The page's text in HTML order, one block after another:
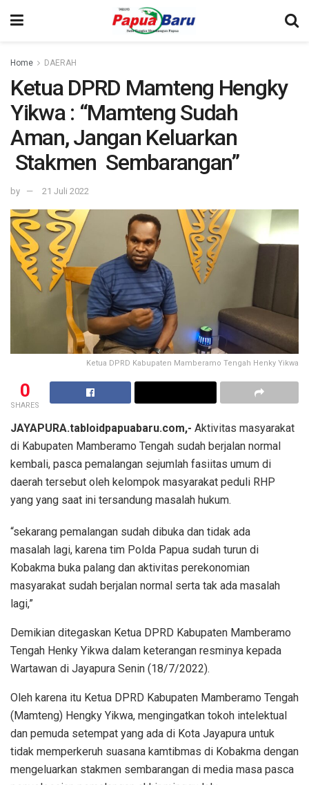
Home DAERAH
Ketua DPRD Mamteng Hengky
Yikwa : “Mamteng Sudah
Aman, Jangan Keluarkan
Stakmen Sembarangan”
by 21 Juli 2022
Ketua DPRD Kabupaten Mamberamo Tengah Henky Yikwa
0
SHARES
JAYAPURA.tabloidpapuabaru.com,- Aktivitas masyarakat
di Kabupaten Mamberamo Tengah sudah berjalan normal
kembali, pasca pemalangan sejumlah fasiitas umum di
daerah tersebut oleh kelompok masyarakat peduli RHP
yang yang saat ini tersandung masalah hukum.
“sekarang pemalangan sudah dibuka dan tidak ada
masalah lagi, karena tim Polda Papua sudah turun di
Kobakma buka palang dan aktivitas perekonomian
masyarakat sudah berjalan normal serta tak ada masalah
lagi,”
Demikian ditegaskan Ketua DPRD Kabupaten Mamberamo
Tengah Henky Yikwa dalam keterangan resminya kepada
Wartawan di Jayapura Senin (18/7/2022).
Oleh karena itu Ketua DPRD Kabupaten Mamberamo Tengah
(Mamteng) Hengky Yikwa, mengingatkan tokoh intelektual
dan pemuda setempat yang ada di Kota Jayapura untuk
tidak memperkeruh suasana kamtibmas di Kobakma dengan
mengeluarkan stakmen sembarangan di media masa pasca